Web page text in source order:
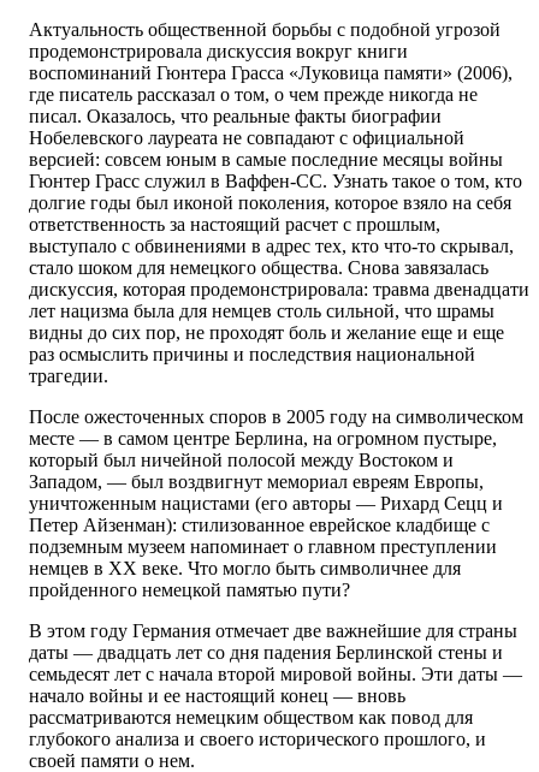
Актуальность общественной борьбы с подобной угрозой
продемонстрировала дискуссия вокруг книги
воспоминаний Гюнтера Грасса «Луковица памяти» (2006),
где писатель рассказал о том, о чем прежде никогда не
писал. Оказалось, что реальные факты биографии
Нобелевского лауреата не совпадают с официальной
версией: совсем юным в самые последние месяцы войны
Гюнтер Грасс служил в Ваффен-СС. Узнать такое о том, кто
долгие годы был иконой поколения, которое взяло на себя
ответственность за настоящий расчет с прошлым,
выступало с обвинениями в адрес тех, кто что-то скрывал,
стало шоком для немецкого общества. Снова завязалась
дискуссия, которая продемонстрировала: травма двенадцати
лет нацизма была для немцев столь сильной, что шрамы
видны до сих пор, не проходят боль и желание еще и еще
раз осмыслить причины и последствия национальной
трагедии.
После ожесточенных споров в 2005 году на символическом
месте — в самом центре Берлина, на огромном пустыре,
который был ничейной полосой между Востоком и
Западом, — был воздвигнут мемориал евреям Европы,
уничтоженным нацистами (его авторы — Рихард Сецц и
Петер Айзенман): стилизованное еврейское кладбище с
подземным музеем напоминает о главном преступлении
немцев в ХХ веке. Что могло быть символичнее для
пройденного немецкой памятью пути?
В этом году Германия отмечает две важнейшие для страны
даты — двадцать лет со дня падения Берлинской стены и
семьдесят лет с начала второй мировой войны. Эти даты —
начало войны и ее настоящий конец — вновь
рассматриваются немецким обществом как повод для
глубокого анализа и своего исторического прошлого, и
своей памяти о нем.